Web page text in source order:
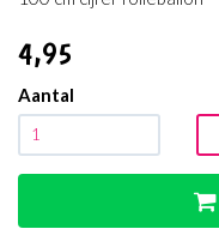
4,95
Aantal